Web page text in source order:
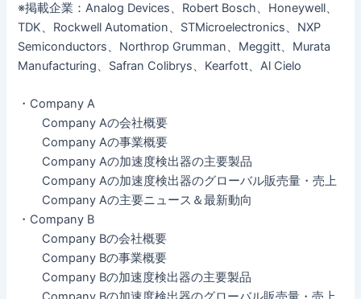
※掲載企業：Analog Devices、Robert Bosch、Honeywell、
TDK、Rockwell Automation、STMicroelectronics、NXP
Semiconductors、Northrop Grumman、Meggitt、Murata
Manufacturing、Safran Colibrys、Kearfott、Al Cielo
・Company A
Company Aの会社概要
Company Aの事業概要
Company Aの加速度検出器の主要製品
Company Aの加速度検出器のグローバル販売量・売上
Company Aの主要ニュース＆最新動向
・Company B
Company Bの会社概要
Company Bの事業概要
Company Bの加速度検出器の主要製品